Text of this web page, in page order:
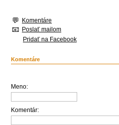
Komentáre
Poslať mailom
Pridať na Facebook
Komentáre
Meno:
Komentár: